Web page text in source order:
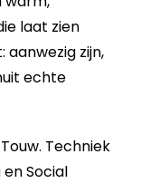
laat zien
zijn,
echte
Techniek
Social